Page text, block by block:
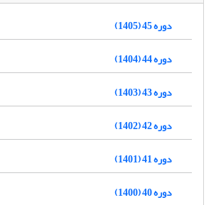
دوره 45 (1405)
دوره 44 (1404)
دوره 43 (1403)
دوره 42 (1402)
دوره 41 (1401)
دوره 40 (1400)